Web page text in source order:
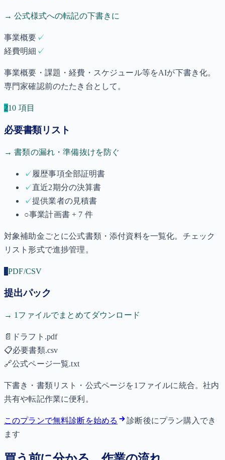
→ 公式様式への転記の下書きに
事業概要 ✓
経費明細 ✓
事業概要・課題・経費・スケジュール等をAIが下書き化。
専門家確認前のたたき台として。
210 項目
必要書類リスト
→ 書類の漏れ・準備抜けを防ぐ
✓ 履歴事項全部証明書
✓直近2期分の決算書
✓提供業者の見積書
○事業計画書 + 7 件
対象補助金ごとに公式書類・添付資料を一覧化。チェック
リスト形式で進捗管理。
3PDF/CSV
提出パック
→ 1ファイルでまとめてダウンロード
📄 ドラフト.pdf
📋必要書類.csv
🔗公式ページ一覧.txt
下書き・書類リスト・公式ページを1ファイルに統合。社内
共有や転記作業に便利。
このプランで無料診断を始める
診断後にプラン購入でき
ます